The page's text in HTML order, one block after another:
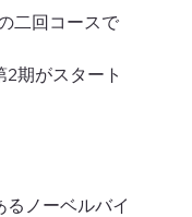
二回コースで
期がスタート
ノーベルバイ